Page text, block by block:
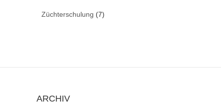
Züchterschulung (7)
ARCHIV